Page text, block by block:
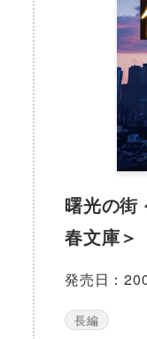
曙光の街
春文庫＞
発売日：
長編